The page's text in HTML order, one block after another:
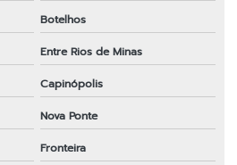
Botelhos
Entre Rios de Minas
Capinópolis
Nova Ponte
Fronteira